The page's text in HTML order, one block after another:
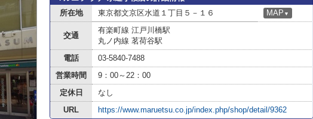
所在地
東京都文京区水道１丁目５－１６ MAP ▼
交通
有楽町線 江戸川橋駅
丸ノ内線 茗荷谷駅
電話
03-5840-7488
営業時間
9：00～22：00
定休日
なし
URL
https://www.maruetsu.co.jp/index.php/shop/detail/9362